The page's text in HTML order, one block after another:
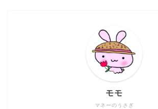
マネーのうさぎ
モモ